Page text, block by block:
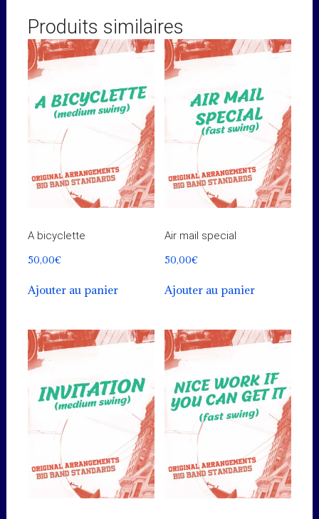
Produits similaires
A bicyclette
50,00€
Ajouter au panier
Air mail special
50,00€
Ajouter au panier